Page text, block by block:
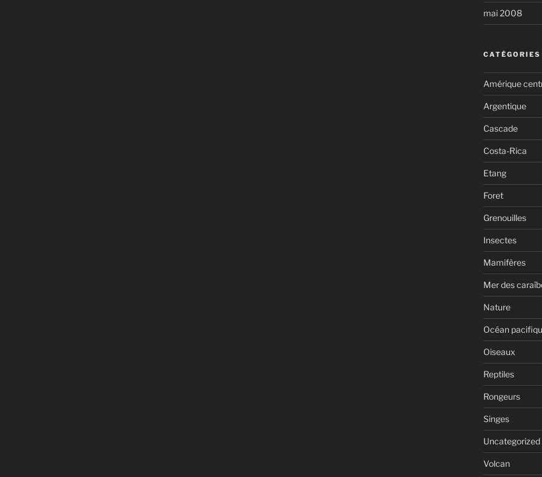
mai 2008
CATÉGORIES
Amérique
Argentique
Cascade
Costa-Rica
Etang
Foret
Grenouilles
Insectes
Mamifères
Mer des
Nature
Océan
Oiseaux
Reptiles
Rongeurs
Singes
Uncategorized
Volcan